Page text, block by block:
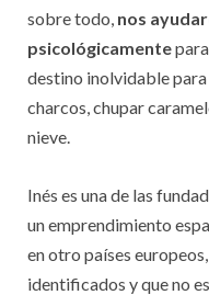
sobre todo, nos
psicológicamente
destino inolvidable para
charcos, chupar
nieve.
Inés es una de las
un emprendimiento
en otro países
identificados y que no